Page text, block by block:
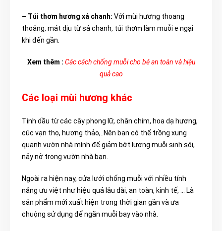
– Túi thơm hương xả chanh: Với mùi hương thoang
thoảng, mát dịu từ sả chanh, túi thơm làm muỗi e ngại
khi đến gần.
Xem thêm : Các cách chống muỗi cho bé an toàn và hiệu
quả cao
Các loại mùi hương khác
Tinh dầu từ các cây phong lữ, chân chim, hoa dạ hương,
cúc vạn thọ, hương thảo,..Nên bạn có thể trồng xung
quanh vườn nhà mình để giảm bớt lượng muỗi sinh sôi,
nảy nở trong vườn nhà bạn.
Ngoài ra hiện nay, cửa lưới chống muỗi với nhiều tính
năng ưu việt như hiệu quả lâu dài, an toàn, kinh tế, … Là
sản phẩm mới xuất hiện trong thời gian gần và ưa
chuộng sử dụng để ngăn muỗi bay vào nhà.